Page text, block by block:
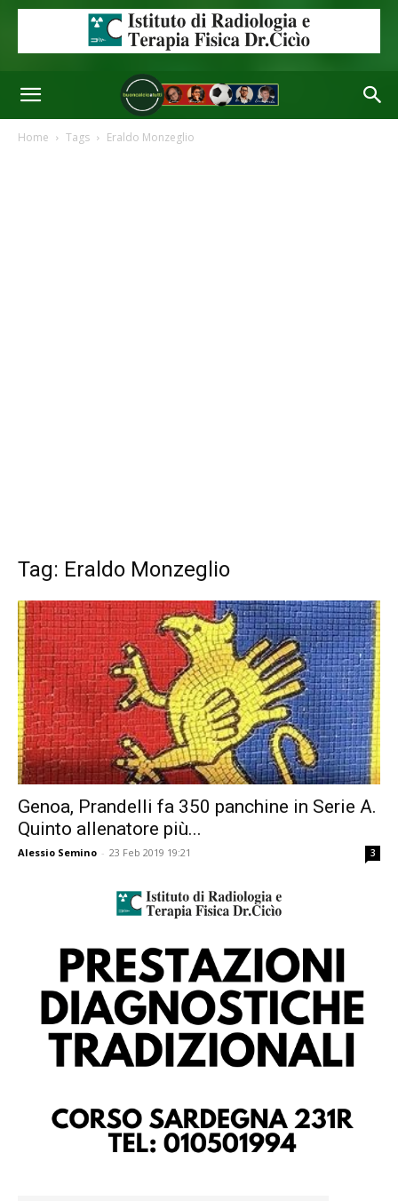
Home Tags Eraldo Monzeglio
Tag: Eraldo Monzeglio
Genoa, Prandelli fa 350 panchine in Serie A.
Quinto allenatore più...
Alessio Semino - 23 Feb 2019 19:21 3